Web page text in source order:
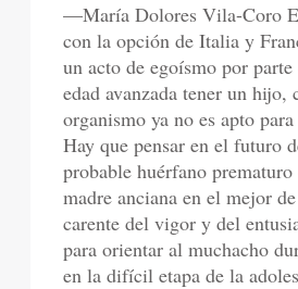
—María Dolores Vila-Coro
con la opción de Italia y
un acto de egoísmo por
edad avanzada tener un hijo,
organismo ya no es apto
Hay que pensar en el futuro
probable huérfano
madre anciana en el mejor
carente del vigor y del
para orientar al muchacho
en la difícil etapa de la